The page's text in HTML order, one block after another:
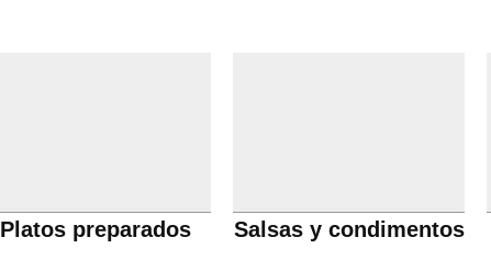
Platos preparados Salsas y condimentos